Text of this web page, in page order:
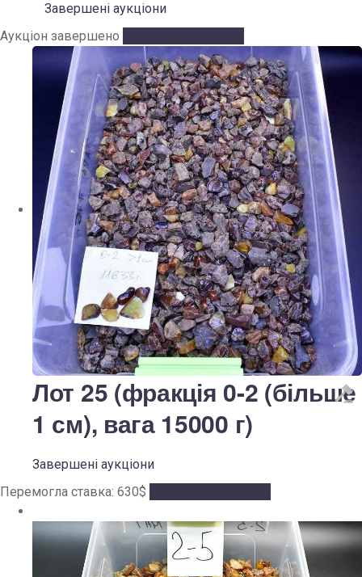
Завершені аукціони
Аукціон завершено
Лот 25 (фракція 0-2 (більше
1 см), вага 15000 г)
Завершені аукціони
Перемогла ставка: 630$